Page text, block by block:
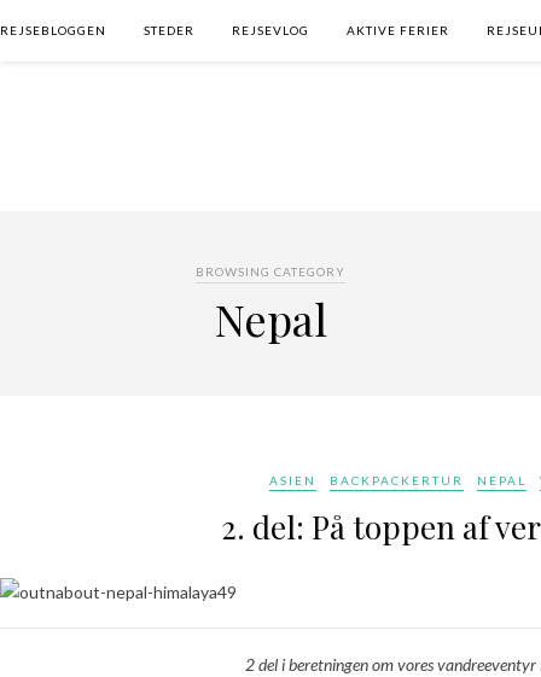
REJSEBLOGGEN STEDER REJSEVLOG AKTIVE FERIER
BROWSING CATEGORY
Nepal
ASIEN BACKPACKERTUR NEPAL
2. del: På toppen af
2 del i beretningen om vores